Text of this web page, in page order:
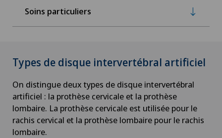
Soins particuliers
Types de disque intervertébral artificiel
On distingue deux types de disque intervertébral
artificiel : la prothèse cervicale et la prothèse
lombaire. La prothèse cervicale est utilisée pour le
rachis cervical et la prothèse lombaire pour le rachis
lombaire.